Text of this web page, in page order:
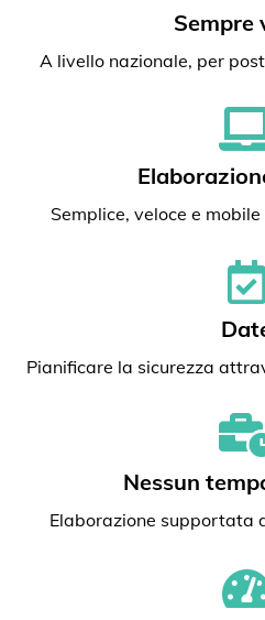
Sempre
A livello nazionale, per
Semplice, veloce e
Pianificare la sicurezza
Nessun
Elaborazione supportata